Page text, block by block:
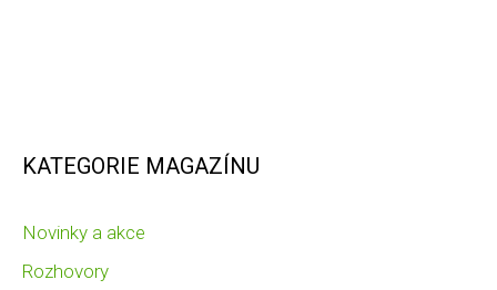
KATEGORIE MAGAZÍNU
Novinky a akce
Rozhovory